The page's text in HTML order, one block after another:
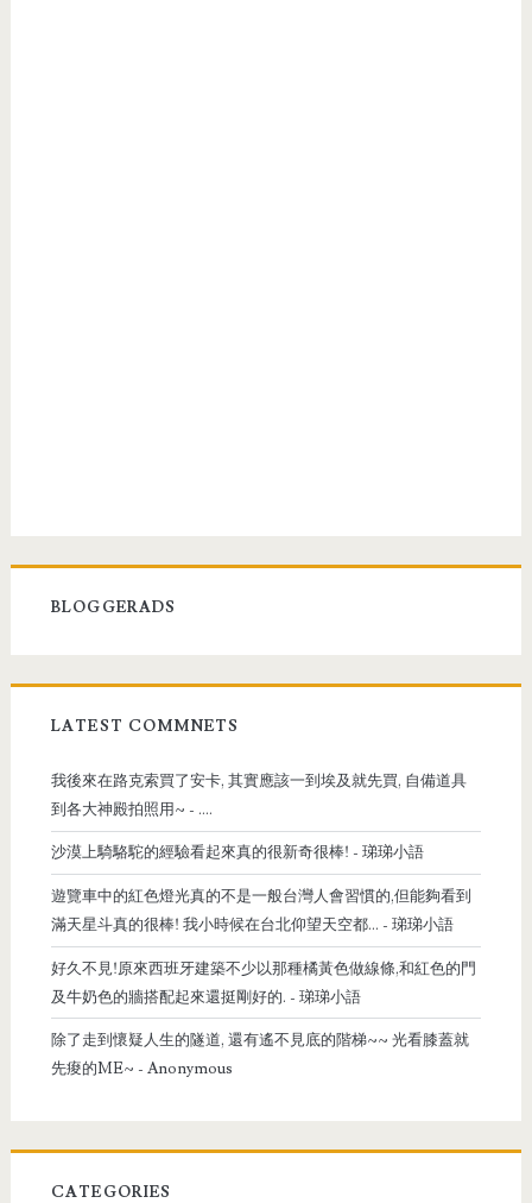
BLOGGERADS
LATEST COMMNETS
我後來在路克索買了安卡, 其實應該一到埃及就先買, 自備道具
到各大神殿拍照用~ - ....
沙漠上騎駱駝的經驗看起來真的很新奇很棒! - 珶珶小語
遊覽車中的紅色燈光真的不是一般台灣人會習慣的,但能夠看到
滿天星斗真的很棒! 我小時候在台北仰望天空都... - 珶珶小語
好久不見!原來西班牙建築不少以那種橘黃色做線條,和紅色的門
及牛奶色的牆搭配起來還挺剛好的. - 珶珶小語
除了走到懷疑人生的隧道, 還有遙不見底的階梯~~ 光看膝蓋就
先痠的ME~ - Anonymous
CATEGORIES